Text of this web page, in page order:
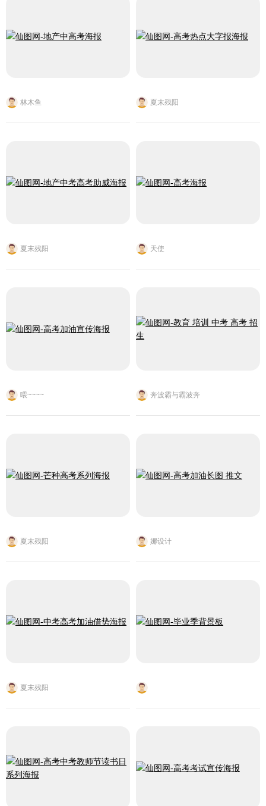
林木鱼
夏末残阳
喂~~~~
夏末残阳
夏末残阳
夏末残阳
天使
奔波霸与霸波奔
娜设计